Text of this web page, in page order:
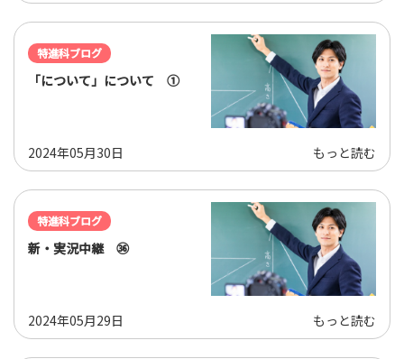
特進科ブログ
「について」について ①
2024年05月30日 もっと読む
特進科ブログ
新・実況中継 ㊱
2024年05月29日 もっと読む